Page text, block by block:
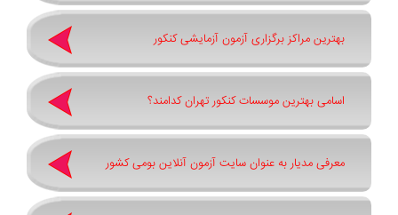
بهترین مراکز برگزاری آزمون آزمایشی کنکور
اسامی بهترین موسسات کنکور تهران کدامند؟
معرفی مدیار به عنوان سایت آزمون آنلاین بومی کشور